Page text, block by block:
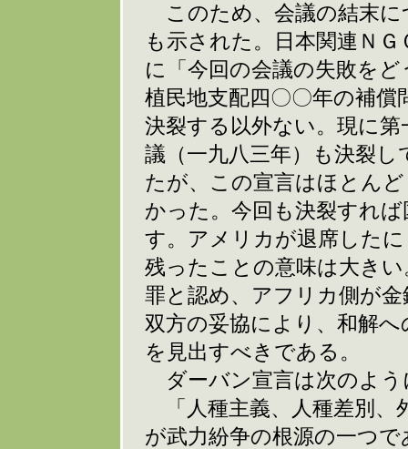
このため、会議の結末に
も示された。日本関連Ｎ
に「今回の会議の失敗を
植民地支配四〇〇年の補
決裂する以外ない。現に
議（一九八三年）も決裂
たが、この宣言はほとん
かった。今回も決裂すれ
す。アメリカが退席した
残ったことの意味は大き
罪と認め、アフリカ側が
双方の妥協により、和解
を見出すべきである。
ダーバン宣言は次のよう
「人種主義、人種差別、
が武力紛争の根源の一つ